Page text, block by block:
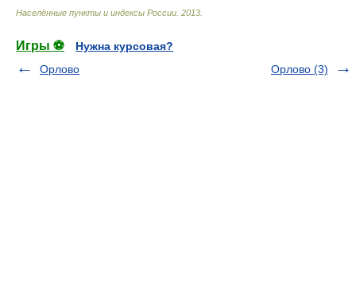
Населённые пункты и индексы России 2013
Игры ⚽
Нужна курсовая?
Орлово
Орлово (3)